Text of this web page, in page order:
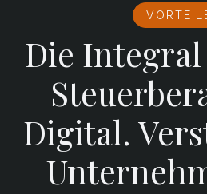
Die
Digital.